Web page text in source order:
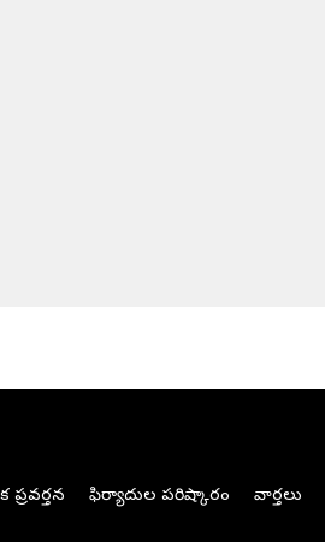
ప్రవర్తన ఫిర్యాదుల పరిష్కారం వార్తలు